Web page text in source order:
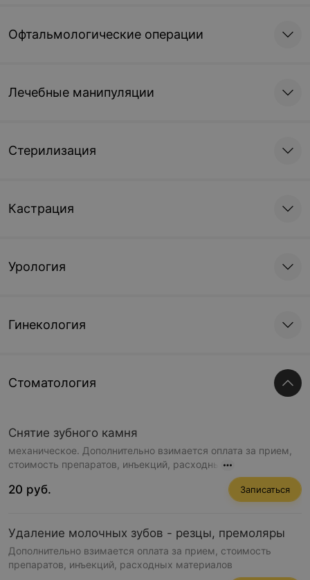
Офтальмологические операции
Лечебные манипуляции
Стерилизация
Кастрация
Урология
Гинекология
Стоматология
Снятие зубного камня
механическое. Дополнительно взимается оплата за прием,
стоимость препаратов, инъекций, расходны
20 руб. Записаться
Удаление молочных зубов - резцы, премоляры
Дополнительно взимается оплата за прием, стоимость
препаратов, инъекций, расходных материалов